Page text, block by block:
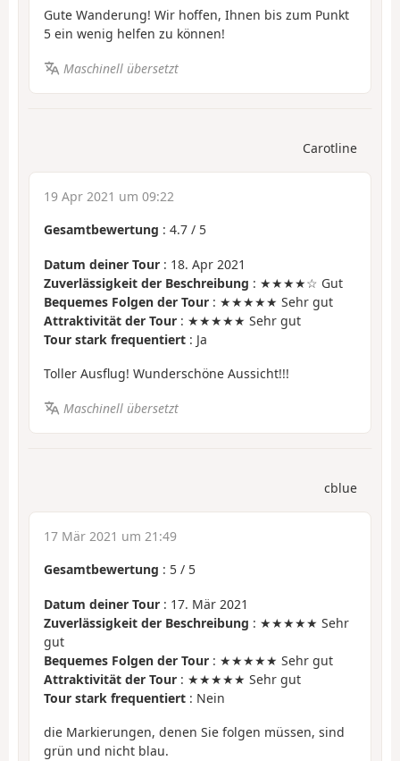
Gute Wanderung! Wir hoffen, Ihnen bis zum Punkt
5 ein wenig helfen zu können!
Maschinell übersetzt
Carotline
19 Apr 2021 um 09:22
Gesamtbewertung : 4.7 / 5
Datum deiner Tour : 18. Apr 2021
Zuverlässigkeit der Beschreibung : ★★★★☆ Gut
Bequemes Folgen der Tour : ★★★★★ Sehr gut
Attraktivität der Tour : ★★★★★ Sehr gut
Tour stark frequentiert : Ja
Toller Ausflug! Wunderschöne Aussicht!!!
Maschinell übersetzt
cblue
17 Mär 2021 um 21:49
Gesamtbewertung : 5 / 5
Datum deiner Tour : 17. Mär 2021
Zuverlässigkeit der Beschreibung : ★★★★★ Sehr
gut
Bequemes Folgen der Tour : ★★★★★ Sehr gut
Attraktivität der Tour : ★★★★★ Sehr gut
Tour stark frequentiert : Nein
die Markierungen, denen Sie folgen müssen, sind
grün und nicht blau.